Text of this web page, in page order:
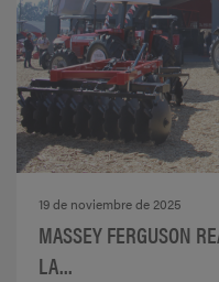
19 de noviembre de 2025
MASSEY FERGUSON
LA...